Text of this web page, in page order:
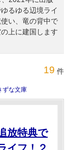
るゆる辺境ライ
い、竜の背中で
上に建国します
19 件
ずな文庫
放特典で
イフ！２